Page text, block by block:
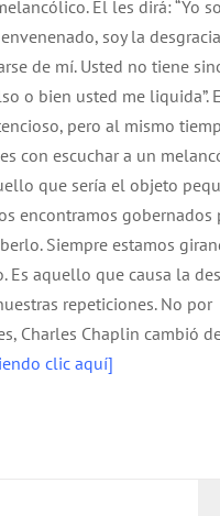
Él les dirá: “Yo
soy la
de mí. Usted no tiene
o bien usted me liquida”.
pero al mismo
con escuchar a un
que sería el objeto
encontramos gobernados
Siempre estamos
Es aquello que causa la
repeticiones. No por
Charles Chaplin cambió
clic aquí]